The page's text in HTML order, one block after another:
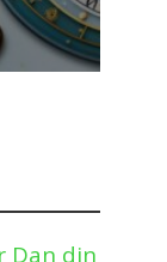
Dan din